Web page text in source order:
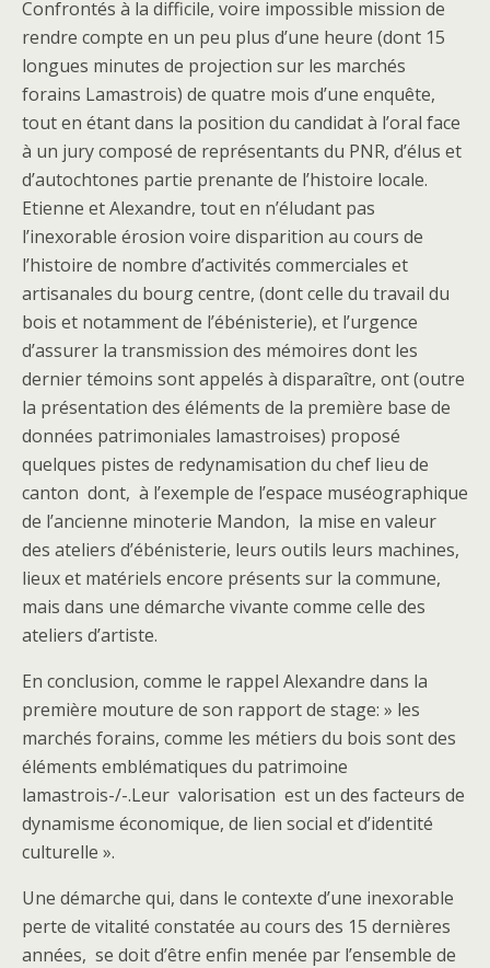
Confrontés à la difficile, voire impossible mission de
rendre compte en un peu plus d’une heure (dont 15
longues minutes de projection sur les marchés
forains Lamastrois) de quatre mois d’une enquête,
tout en étant dans la position du candidat à l’oral face
à un jury composé de représentants du PNR, d’élus et
d’autochtones partie prenante de l’histoire locale.
Etienne et Alexandre, tout en n’éludant pas
l’inexorable érosion voire disparition au cours de
l’histoire de nombre d’activités commerciales et
artisanales du bourg centre, (dont celle du travail du
bois et notamment de l’ébénisterie), et l’urgence
d’assurer la transmission des mémoires dont les
dernier témoins sont appelés à disparaître, ont (outre
la présentation des éléments de la première base de
données patrimoniales lamastroises) proposé
quelques pistes de redynamisation du chef lieu de
canton dont, à l’exemple de l’espace muséographique
de l’ancienne minoterie Mandon, la mise en valeur
des ateliers d’ébénisterie, leurs outils leurs machines,
lieux et matériels encore présents sur la commune,
mais dans une démarche vivante comme celle des
ateliers d’artiste.
En conclusion, comme le rappel Alexandre dans la
première mouture de son rapport de stage: » les
marchés forains, comme les métiers du bois sont des
éléments emblématiques du patrimoine
lamastrois-/-.Leur valorisation est un des facteurs de
dynamisme économique, de lien social et d’identité
culturelle ».
Une démarche qui, dans le contexte d’une inexorable
perte de vitalité constatée au cours des 15 dernières
années, se doit d’être enfin menée par l’ensemble de